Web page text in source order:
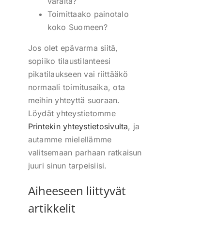
Toimittaako painotalo
koko Suomeen?
Jos olet epävarma siitä,
sopiiko tilaustilanteesi
pikatilaukseen vai riittääkö
normaali toimitusaika, ota
meihin yhteyttä suoraan.
Löydät yhteystietomme
Printekin yhteystietosivulta, ja
autamme mielellämme
valitsemaan parhaan ratkaisun
juuri sinun tarpeisiisi.
Aiheeseen liittyvät
artikkelit